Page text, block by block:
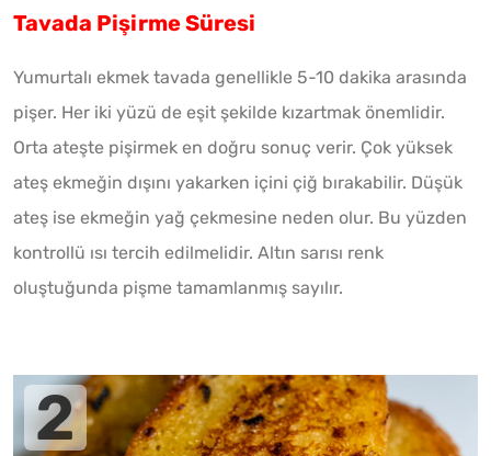
Tavada Pişirme Süresi
Yumurtalı ekmek tavada genellikle 5-10 dakika arasında
pişer. Her iki yüzü de eşit şekilde kızartmak önemlidir.
Orta ateşte pişirmek en doğru sonuç verir. Çok yüksek
ateş ekmeğin dışını yakarken içini çiğ bırakabilir. Düşük
ateş ise ekmeğin yağ çekmesine neden olur. Bu yüzden
kontrollü ısı tercih edilmelidir. Altın sarısı renk
oluştuğunda pişme tamamlanmış sayılır.